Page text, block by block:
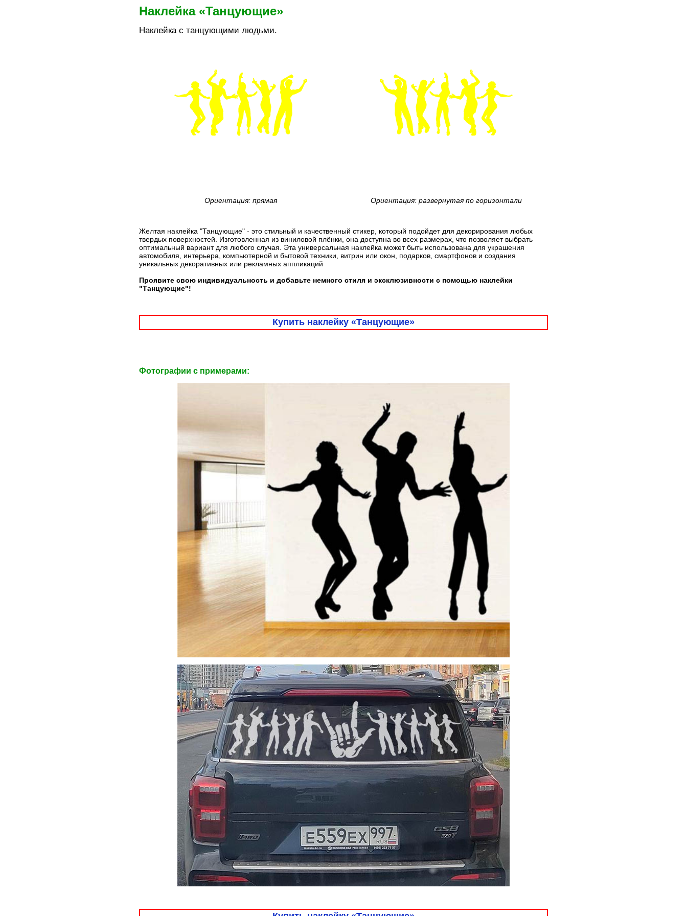
Наклейка «Танцующие»
Наклейка с танцующими людьми.
Ориентация: прямая Ориентация: развернутая по горизонтали
Желтая наклейка "Танцующие" - это стильный и качественный стикер, который подойдет для декорирования любых
твердых поверхностей. Изготовленная из виниловой плёнки, она доступна во всех размерах, что позволяет выбрать
оптимальный вариант для любого случая. Эта универсальная наклейка может быть использована для украшения
автомобиля, интерьера, компьютерной и бытовой техники, витрин или окон, подарков, смартфонов и создания
уникальных декоративных или рекламных аппликаций
Проявите свою индивидуальность и добавьте немного стиля и эксклюзивности с помощью наклейки
"Танцующие"!
Купить наклейку «Танцующие»
Фотографии c примерами: